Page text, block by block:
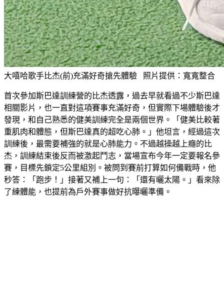
大嘻哈歌手比杰(前)充滿好奇搶先體驗 照片提供：寬寬整合
首次參加斯巴達訓練營的比杰透露，過去早就看過不少斯巴達
相關影片，也一直對這項賽事充滿好奇，但實際下場體驗後才
發現，和自己熟悉的健美訓練完全是兩個世界。「健美比較著
重肌肉和體態，但斯巴達真的超吃心肺。」他坦言，經過這次
訓練後，最需要補強的就是心肺能力。不過越操越上癮的比
杰，訓練結束後反而被激起鬥志，當場宣布今年一定要報名參
賽，目標先鎖定5公里組別。被問到賽前打算如何備戰時，他
秒答：「跑步！」接著又補上一句：「還有曬太陽。」看來除
了練體能，也提前為戶外賽事做好抗曝曬準備。